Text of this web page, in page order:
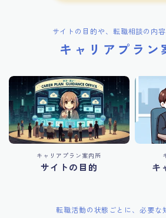
サイトの目的や、転職相談の内
キャリアプラン
キャリアプラン案内所
サイトの目的 キ
転職活動の状態ごとに、必要な